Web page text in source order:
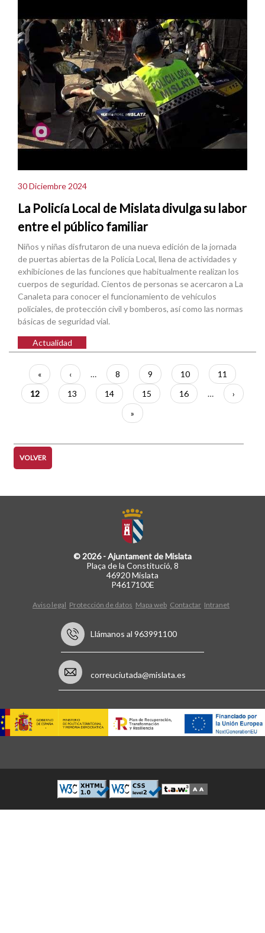
30 Diciembre 2024
La Policía Local de Mislata divulga su labor
entre el público familiar
Niños y niñas disfrutaron de una nueva edición de la jornada
de puertas abiertas de la Policía Local, llena de actividades y
exhibiciones de las funciones que habitualmente realizan los
cuerpos de seguridad. Cientos de personas se acercaron a La
Canaleta para conocer el funcionamiento de vehículos
policiales, de protección civil y bomberos, así como las normas
básicas de seguridad vial.
Actualidad
Paginación
Primera
página
«
Página
anterior
‹ … Página
8 Página
9 Página
10 Página
11
Página
actual
12 Página
13 Página
14 Página
15 Página
16 …
página
›
Última
página
»
VOLVER
© 2026 - Ajuntament de Mislata
Plaça de la Constitució, 8
46920 Mislata
P4617100E
Aviso legal Protección de datos Mapa web Contactar Intranet
Llámanos al 963991100
correuciutada@mislata.es